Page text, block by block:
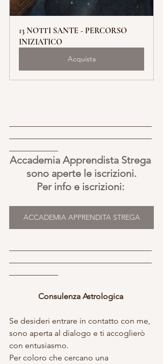
13 NOTTI SANTE - PERCORSO
INIZIATICO
Acquista
Accademia Apprendista Strega
sono aperte le iscrizioni.
Per info e iscrizioni:
ACCADEMIA APPRENDITA STREGA
Consulenza Astrologica
Se desideri entrare in contatto con me,
sono aperta al dialogo e ti accoglierò
con entusiasmo.
Per coloro che cercano una